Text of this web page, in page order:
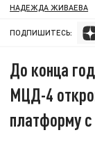
НАДЕЖДА ЖИВАЕВА
ПОДПИШИТЕСЬ:
До конца
МЦД-4
платформу